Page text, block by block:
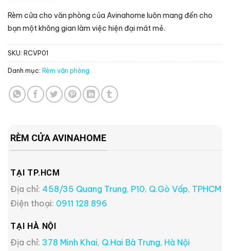
Rèm cửa cho văn phòng của Avinahome luôn mang đến cho
bạn một không gian làm việc hiện đại mát mẻ.
SKU: RCVP01
Danh mục: Rèm văn phòng
RÈM CỬA AVINAHOME
TẠI TP.HCM
Địa chỉ: 458/35 Quang Trung, P10, Q.Gò Vấp, TPHCM
Điện thoại: 0911 128 896
TẠI HÀ NỘI
Địa chỉ: 378 Minh Khai, Q.Hai Bà Trưng, Hà Nội